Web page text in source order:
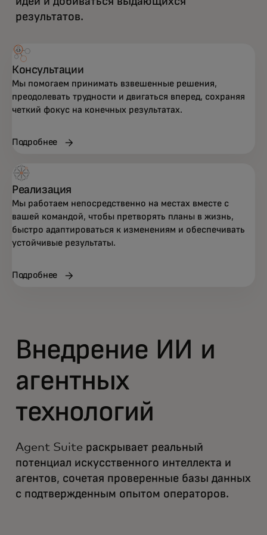
результатов.
Консультации
Мы помогаем принимать взвешенные решения,
преодолевать трудности и двигаться вперед, сохраняя
четкий фокус на конечных результатах.
Подробнее
Реализация
Мы работаем непосредственно на местах вместе с
вашей командой, чтобы претворять планы в жизнь,
быстро адаптироваться к изменениям и обеспечивать
устойчивые результаты.
Подробнее
Внедрение ИИ и
агентных
технологий
Agent Suite раскрывает реальный
потенциал искусственного интеллекта и
агентов, сочетая проверенные базы данных
с подтвержденным опытом операторов.